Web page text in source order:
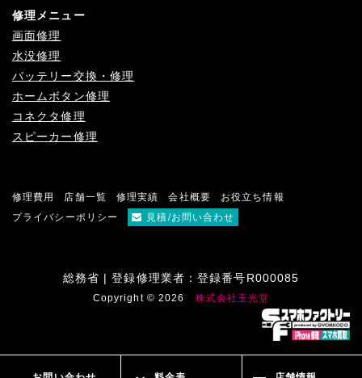
修理メニュー
画面修理
水没修理
バッテリー交換・修理
ホームボタン修理
コネクタ修理
スピーカー修理
修理費用 店舗一覧 修理実績 会社概要
お役立ち情報
プライバシーポリシー
見積/お問い合わせ
総務省 | 登録修理業者：登録番号R000085
Copyright © 2026 株式会社玉光堂